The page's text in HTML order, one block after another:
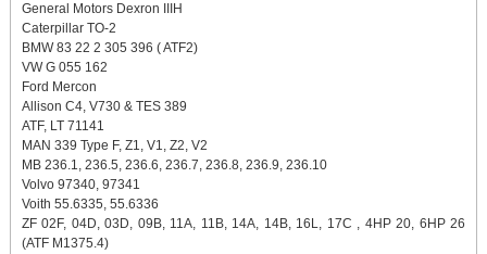
General Motors Dexron IIIH
Caterpillar TO-2
BMW 83 22 2 305 396 ( ATF2)
VW G 055 162
Ford Mercon
Allison C4, V730 & TES 389
ATF, LT 71141
MAN 339 Type F, Z1, V1, Z2, V2
MB 236.1, 236.5, 236.6, 236.7, 236.8, 236.9, 236.10
Volvo 97340, 97341
Voith 55.6335, 55.6336
ZF 02F, 04D, 03D, 09B, 11A, 11B, 14A, 14B, 16L, 17C , 4HP 20, 6HP 26
(ATF M1375.4)